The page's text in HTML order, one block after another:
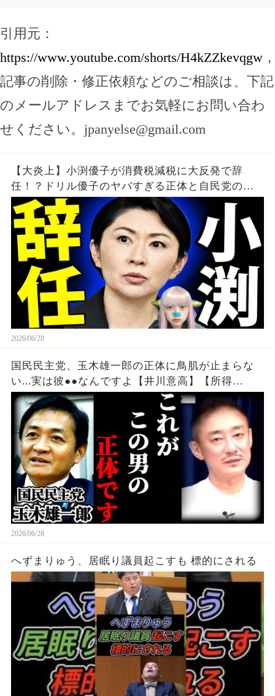
引用元：
https://www.youtube.com/shorts/H4kZZkevqgw
記事の削除・修正依頼などのご相談は、下記
のメールアドレスまでお気軽にお問い合わ
せください。 jpanyelse@gmail.com
【大炎上】小渕優子が消費税減税に大反発で辞
任！？ドリル優子のヤバすぎる正体と自民党の闇
を暴露！
2026/06/28
国民民主党、玉木雄一郎の正体に鳥肌が止まらな
い...実は彼●●なんですよ【井川意高】【所得
税/103万の壁/醜い石破茂/見直したよ小泉進次郎】
2026/06/28
へずまりゅう、居眠り議員起こすも 標的にされる